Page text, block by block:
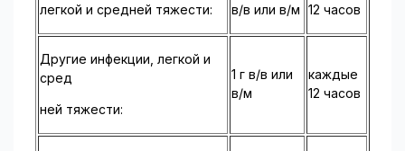
легкой и средней тяжести:
в/в или в/м
12 часов
Другие инфекции, легкой и
сред­
ней тяжести:
1 г в/в или
в/м
каждые
12 часов